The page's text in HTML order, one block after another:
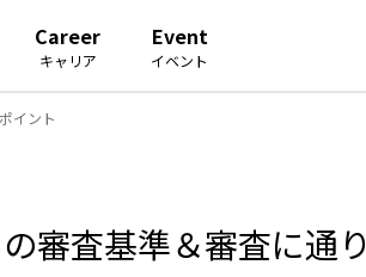
Career
キャリア
Event
イベント
イント
審査基準＆審査に通り